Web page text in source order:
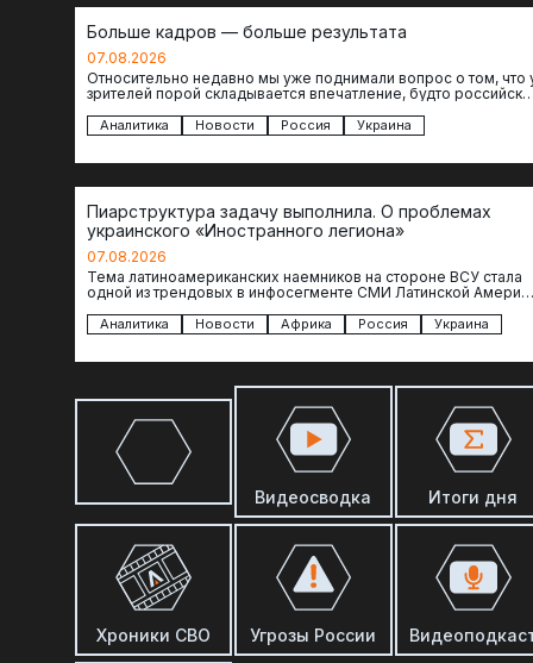
Больше кадров — больше результата
07.08.2026
Относительно недавно мы уже поднимали вопрос о том, что
зрителей порой складывается впечатление, будто
Аналитика Новости Россия Украина
Пиарструктура задачу выполнила. О проблемах
украинского «Иностранного легиона»
07.08.2026
Тема латиноамериканских наемников на стороне ВСУ стала
одной из трендовых в инфосегменте СМИ Латинской
Аналитика Новости Африка Россия Украина
Видеосводка Итоги дня
Хроники СВО Угрозы России